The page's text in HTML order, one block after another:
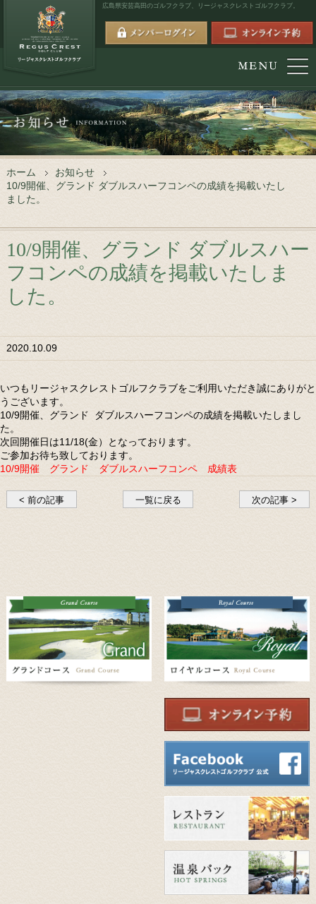
広島県安芸高田のゴルフクラブ、 リージャスクレストゴルフクラブ。
ホーム
お知らせ
10/9開催、グランド ダブルスハーフコンペの成績を掲載いたし
ました。
10/9開催、グランド ダブルスハー
フコンペの成績を掲載いたしま
した。
2020.10.09
いつもリージャスクレストゴルフクラブをご利用いただき誠にありがと
うございます。
10/9開催、グランド ダブルスハーフコンペの成績を掲載いたしまし
た。
次回開催日は11/18(金）となっております。
ご参加お待ち致しております。
10/9開催 グランド ダブルスハーフコンペ 成績表
< 前の記事 一覧に戻る 次の記事 >